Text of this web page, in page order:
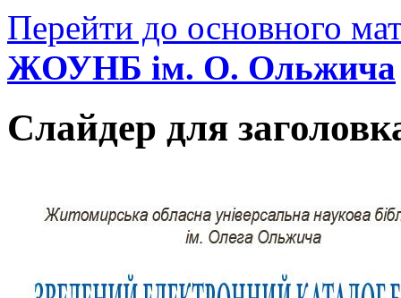
Перейти до основного
ЖОУНБ ім. О. Ольжича
Слайдер для